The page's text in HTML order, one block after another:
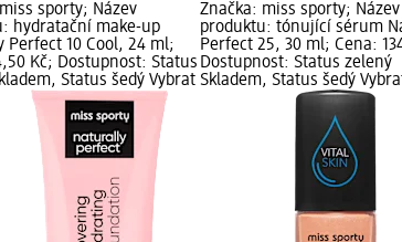
sporty; Název
hydratační make-up
Perfect 10 Cool, 24 ml;
Kč; Dostupnost: Status
Status šedý Vybrat
Značka: miss sporty; Název
produktu: tónující sérum
Perfect 25, 30 ml; Cena:
Dostupnost: Status zelený
Skladem, Status šedý